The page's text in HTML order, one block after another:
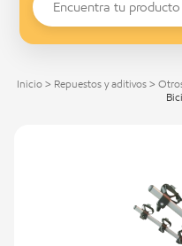
Inicio > Repuestos y aditivos >